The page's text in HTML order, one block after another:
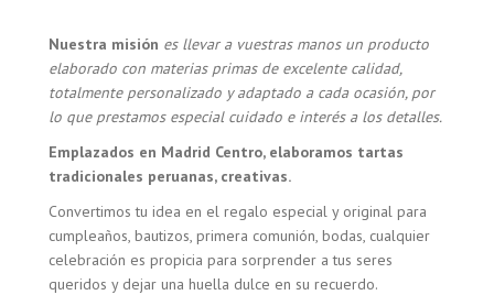
Nuestra misión es llevar a vuestras manos un producto
elaborado con materias primas de excelente calidad,
totalmente personalizado y adaptado a cada ocasión, por
lo que prestamos especial cuidado e interés a los detalles.
Emplazados en Madrid Centro, elaboramos tartas
tradicionales peruanas, creativas.
Convertimos tu idea en el regalo especial y original para
cumpleaños, bautizos, primera comunión, bodas, cualquier
celebración es propicia para sorprender a tus seres
queridos y dejar una huella dulce en su recuerdo.